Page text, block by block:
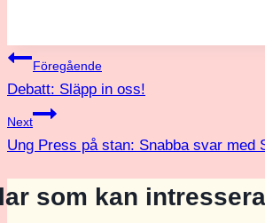
Inläggsnavigering
Föregående
Debatt: Släpp in oss!
Next
Ung Press på stan: Snabba svar med
som kan